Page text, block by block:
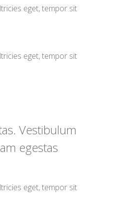
eget, tempor sit
eget, tempor sit
Vestibulum
egestas
eget, tempor sit